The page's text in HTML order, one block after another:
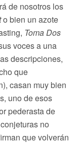
de nosotros los
o bien un azote
Toma Dos
voces a una
descripciones,
que
casan muy bien
uno de esos
pederasta de
no
que volverán